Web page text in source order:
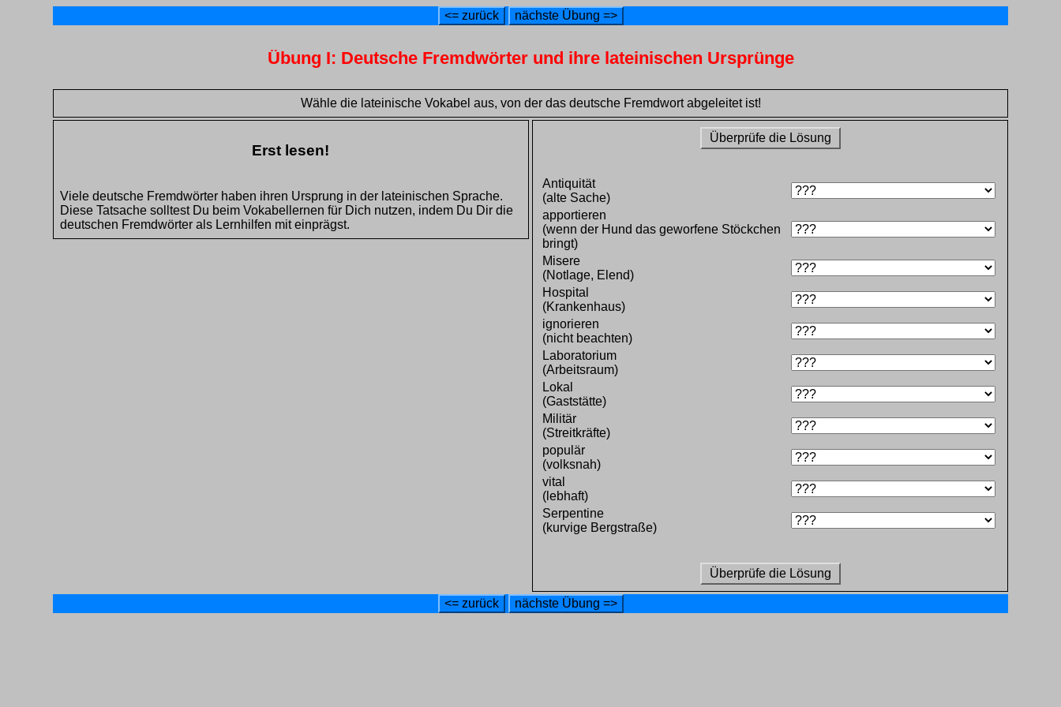
<= zurück nächste Übung =>
Übung I: Deutsche Fremdwörter und ihre lateinischen Ursprünge
Wähle die lateinische Vokabel aus, von der das deutsche Fremdwort abgeleitet ist!
Erst lesen!
Viele deutsche Fremdwörter haben ihren Ursprung in der lateinischen Sprache.
Diese Tatsache solltest Du beim Vokabellernen für Dich nutzen, indem Du Dir die
deutschen Fremdwörter als Lernhilfen mit einprägst.
Überprüfe die Lösung
Antiquität
(alte Sache)
apportieren
(wenn der Hund das geworfene Stöckchen
bringt)
Misere
(Notlage, Elend)
Hospital
(Krankenhaus)
ignorieren
(nicht beachten)
Laboratorium
(Arbeitsraum)
Lokal
(Gaststätte)
Militär
(Streitkräfte)
populär
(volksnah)
vital
(lebhaft)
Serpentine
(kurvige Bergstraße)
Überprüfe die Lösung
<= zurück nächste Übung =>